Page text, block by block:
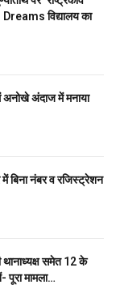
Dreams विद्यालय का
अंदाज में मनाया
बिना नंबर व रजिस्ट्रेशन
थानाध्यक्ष समेत 12 के
पूरा मामला…